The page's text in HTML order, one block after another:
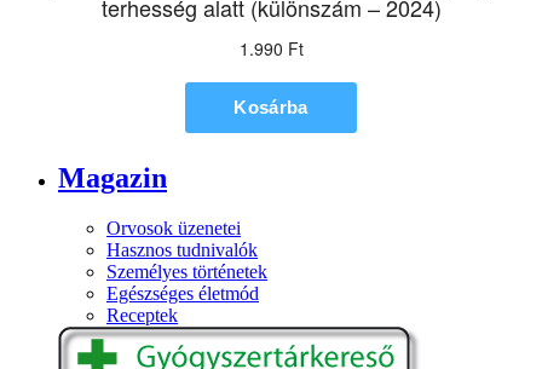
Magazin
Orvosok üzenetei
Hasznos tudnivalók
Személyes történetek
Egészséges életmód
Receptek